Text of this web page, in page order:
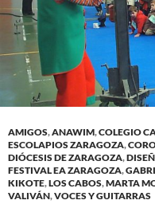
AMIGOS,ANAWIM,COLEGIO
ESCOLAPIOS ZARAGOZA,
DIÓCESIS DE ZARAGOZA,
FESTIVAL EA ZARAGOZA,
KIKOTE,LOS CABOS,MARTA
VALIVÁN,VOCES Y GUITARRAS